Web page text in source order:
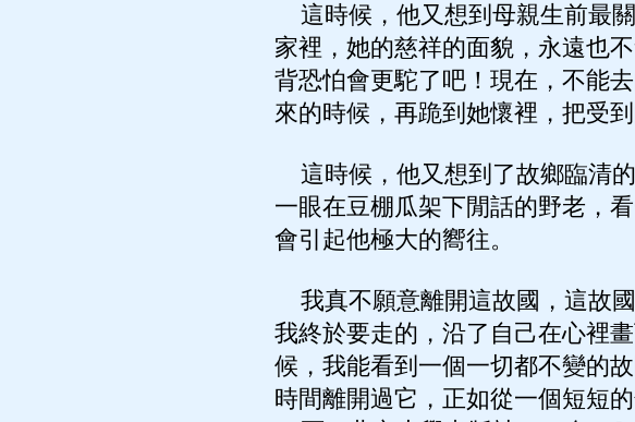
這時候，他又想到母親生前最
家裡，她的慈祥的面貌，永遠也
背恐怕會更駝了吧！現在，不能
來的時候，再跪到她懷裡，把受到
這時候，他又想到了故鄉臨清
一眼在豆棚瓜架下閒話的野老，
會引起他極大的嚮往。
我真不願意離開這故國，這故
我終於要走的，沿了自己在心裡
候，我能看到一個一切都不變的
時間離開過它，正如從一個短短